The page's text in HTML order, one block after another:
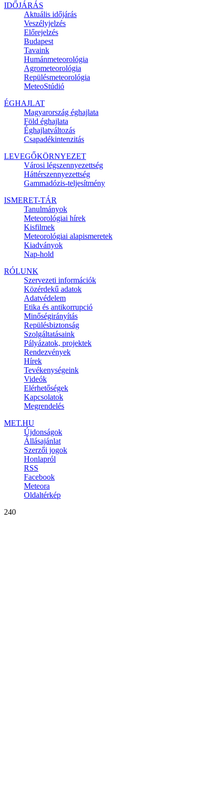
IDŐJÁRÁS
Aktuális időjárás
Veszélyjelzés
Előrejelzés
Budapest
Tavaink
Humánmeteorológia
Agrometeorológia
Repülésmeteorológia
MeteoStúdió
ÉGHAJLAT
Magyarország éghajlata
Föld éghajlata
Éghajlatváltozás
Csapadékintenzitás
LEVEGŐKÖRNYEZET
Városi légszennyezettség
Háttérszennyezettség
Gammadózis-teljesítmény
ISMERET-TÁR
Tanulmányok
Meteorológiai hírek
Kisfilmek
Meteorológiai alapismeretek
Kiadványok
Nap-hold
RÓLUNK
Szervezeti információk
Közérdekű adatok
Adatvédelem
Etika és antikorrupció
Minőségirányítás
Repülésbiztonság
Szolgáltatásaink
Pályázatok, projektek
Rendezvények
Hírek
Tevékenységeink
Videók
Elérhetőségek
Kapcsolatok
Megrendelés
MET.HU
Újdonságok
Állásajánlat
Szerzői jogok
Honlapról
RSS
Facebook
Meteora
Oldaltérkép
240